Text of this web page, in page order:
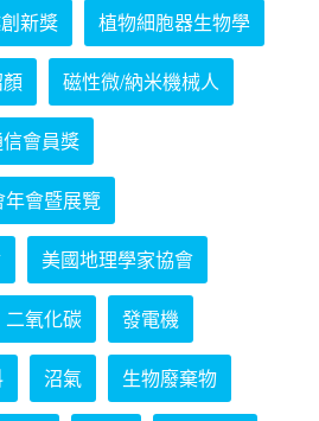
新獎 植物細胞器生物學
磁性微/納米機械人
會員獎
會暨展覽
美國地理學家協會
二氧化碳 發電機
沼氣 生物廢棄物